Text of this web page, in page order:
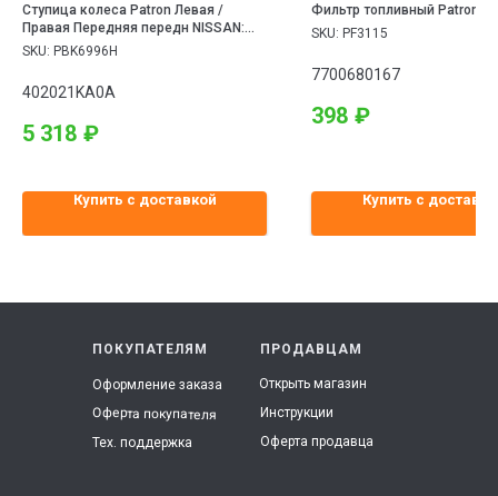
Ступица колеса Patron Левая /
Правая Передняя передн NISSAN:
Juke 10-, Qashqai 07-, X-Trail T31 07- \
SKU: PBK6996H
402021KA0A
5 318 ₽
Купить с доставкой
Фильтр топливный Patron
SKU: PF3115
7700680167
398 ₽
Купить с
ПРОДАВЦАМ
Оферта продавца
Инструкции
Открыть магазин
ПОКУПАТЕЛЯМ
Тех. поддержка
Оферта покупателя
Оформление заказа